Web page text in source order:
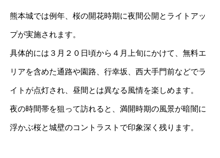
熊本城では例年、桜の開花時期に夜間公開とライトアッ
プが実施されます。
具体的には３月２０日頃から４月上旬にかけて、無料エ
リアを含めた通路や園路、行幸坂、西大手門前などでラ
イトが点灯され、昼間とは異なる風情を楽しめます。
夜の時間帯を狙って訪れると、満開時期の風景が暗闇に
浮かぶ桜と城壁のコントラストで印象深く残ります。